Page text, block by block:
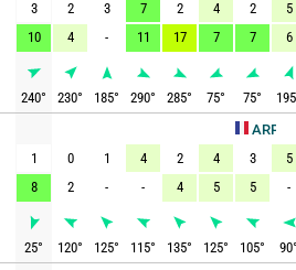
ARPEGE
3 2 3 7 2 4 2
5
10
4 - 11 17 7 7 6
240° 230° 185° 290° 285° 75° 75° 195
1 0 1 4 2 4 3
5
8
2 - - 4 5 5 -
25° 120° 125° 115° 135° 125° 105° 90